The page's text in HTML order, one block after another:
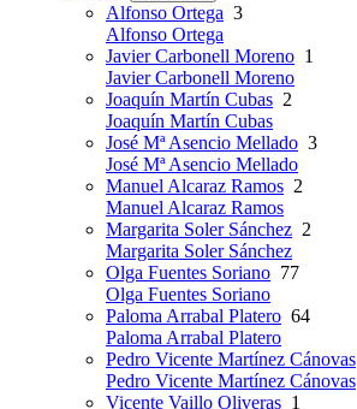
Alfonso Ortega 3
Alfonso Ortega
Javier Carbonell Moreno 1
Javier Carbonell Moreno
Joaquín Martín Cubas 2
Joaquín Martín Cubas
José Mª Asencio Mellado 3
José Mª Asencio Mellado
Manuel Alcaraz Ramos 2
Manuel Alcaraz Ramos
Margarita Soler Sánchez 2
Margarita Soler Sánchez
Olga Fuentes Soriano 77
Olga Fuentes Soriano
Paloma Arrabal Platero 64
Paloma Arrabal Platero
Pedro Vicente Martínez Cánovas
Pedro Vicente Martínez Cánovas
Vicente Vaillo Oliveras 1